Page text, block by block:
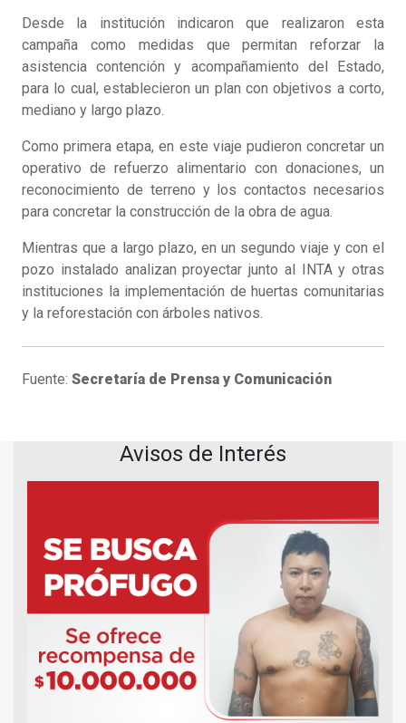
Desde la institución indicaron que realizaron esta
campaña como medidas que permitan reforzar la
asistencia contención y acompañamiento del Estado,
para lo cual, establecieron un plan con objetivos a corto,
mediano y largo plazo.
Como primera etapa, en este viaje pudieron concretar un
operativo de refuerzo alimentario con donaciones, un
reconocimiento de terreno y los contactos necesarios
para concretar la construcción de la obra de agua.
Mientras que a largo plazo, en un segundo viaje y con el
pozo instalado analizan proyectar junto al INTA y otras
instituciones la implementación de huertas comunitarias
y la reforestación con árboles nativos.
Fuente: Secretaría de Prensa y Comunicación
Avisos de Interés